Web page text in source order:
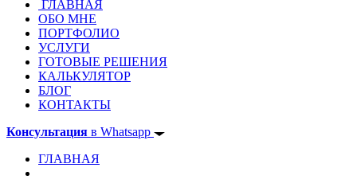
ГЛАВНАЯ
ОБО МНЕ
ПОРТФОЛИО
УСЛУГИ
ГОТОВЫЕ РЕШЕНИЯ
КАЛЬКУЛЯТОР
БЛОГ
КОНТАКТЫ
Консультация в Whatsapp
ГЛАВНАЯ